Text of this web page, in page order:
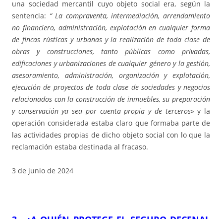
una sociedad mercantil cuyo objeto social era, según la
sentencia: “ La compraventa, intermediación, arrendamiento
no financiero, administración, explotación en cualquier forma
de fincas rústicas y urbanas y la realización de toda clase de
obras y construcciones, tanto públicas como privadas,
edificaciones y urbanizaciones de cualquier género y la gestión,
asesoramiento, administración, organización y explotación,
ejecución de proyectos de toda clase de sociedades y negocios
relacionados con la construcción de inmuebles, su preparación
y conservación ya sea por cuenta propia y de terceros» y la
operación considerada estaba claro que formaba parte de
las actividades propias de dicho objeto social con lo que la
reclamación estaba destinada al fracaso.
3 de junio de 2024